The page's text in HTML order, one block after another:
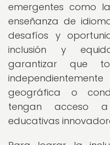
emergentes como
enseñanza de
desafíos y
inclusión y
garantizar que
geográfica o
tengan acceso a
educativas